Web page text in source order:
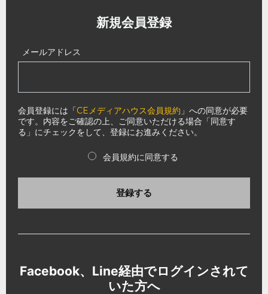
新規会員登録
メールアドレス
会員登録には「CEメディアハウス会員規約 」への同意が必要
です。内容をご確認の上、ご同意いただける場合「同意す
る」にチェックをして、登録にお進みください。
会員規約に同意する
登録する
Facebook、Line経由でログインされて
いた方へ